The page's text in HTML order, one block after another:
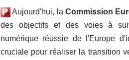
Aujourd'hui, la Commission
des objectifs et des voies à
numérique réussie de l'Europe
cruciale pour réaliser la transition